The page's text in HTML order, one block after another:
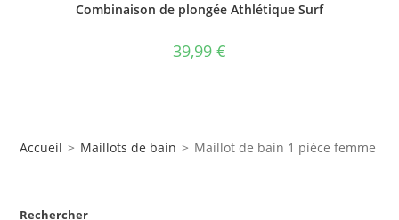
Combinaison de plongée Athlétique Surf
39,99 €
Accueil > Maillots de bain > Maillot de bain 1 pièce femme
Rechercher